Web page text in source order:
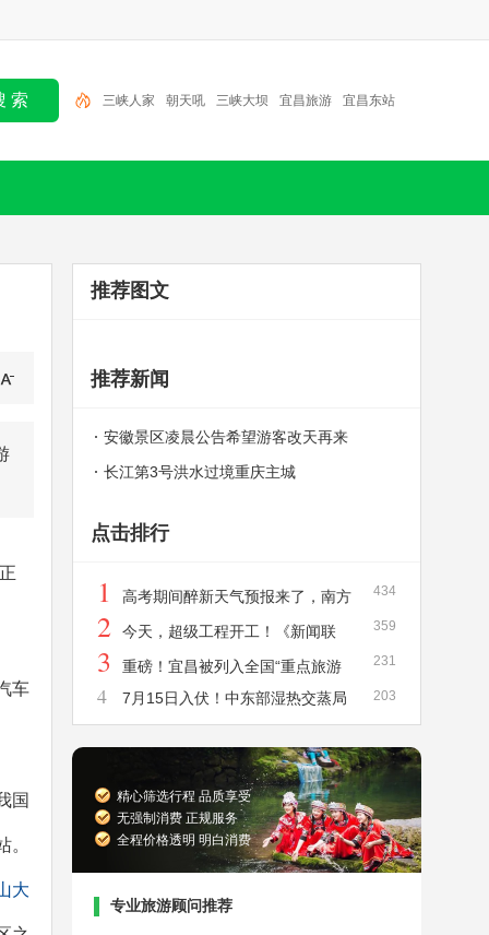
三峡人家 朝天吼 三峡大坝 宜昌旅游 宜昌东站
车
国
大
推荐图文
推荐新闻
安徽景区凌晨公告希望游客改天再来
长江第3号洪水过境重庆主城
点击排行
434
1
高考期间醉新天气预报来了，南方
进入降雨集中期，其中四川、重庆、贵州、
广西等地降雨持续时间长，暴雨和大暴雨将
成片出没
359
2
今天，超级工程开工！《新闻联
播》聚焦宜昌
231
3
重磅！宜昌被列入全国“重点旅游
城市”，旅游强国“十五五”规划发布
203
4
7月15日入伏！中东部湿热交蒸局
精心筛选行程 品质享受
无强制消费 正规服务
全程价格透明 明白消费
专业旅游顾问推荐